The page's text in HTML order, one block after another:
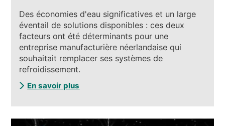
Des économies d'eau significatives et un large
éventail de solutions disponibles : ces deux
facteurs ont été déterminants pour une
entreprise manufacturière néerlandaise qui
souhaitait remplacer ses systèmes de
refroidissement.
En savoir plus